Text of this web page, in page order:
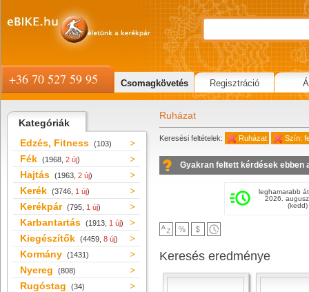
Kategóriák
Edzés, Fitness (103)
Fék (1968, 2 új)
Hajtás (1963, 2 új)
Kerék (3746, 1 új)
Kerékpár (795, 1 új)
Karbantartás (1913, 1 új)
Kiegészítők (4459, 8 új)
Kormány (1431)
Nyereg (808)
Rugóstag (34)
Ruházat
Keresési feltételek: Ruházat Szín:
Gyakran feltett kérdések ebben
leghamarabb
2026.
(kedd)
Keresés eredménye
+36 70 527 59 95 Csomagkövetés Regisztráció